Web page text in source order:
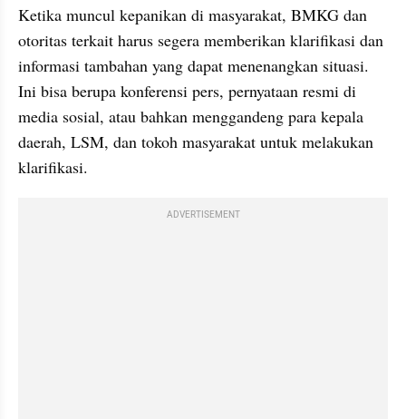
Ketika muncul kepanikan di masyarakat, BMKG dan
otoritas terkait harus segera memberikan klarifikasi dan
informasi tambahan yang dapat menenangkan situasi.
Ini bisa berupa konferensi pers, pernyataan resmi di
media sosial, atau bahkan menggandeng para kepala
daerah, LSM, dan tokoh masyarakat untuk melakukan
klarifikasi.
ADVERTISEMENT